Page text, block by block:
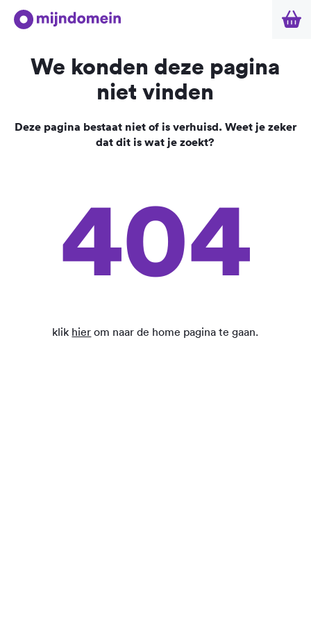
We konden deze pagina
niet vinden
Deze pagina bestaat niet of is verhuisd. Weet je zeker
dat dit is wat je zoekt?
404
klik hier om naar de home pagina te gaan.